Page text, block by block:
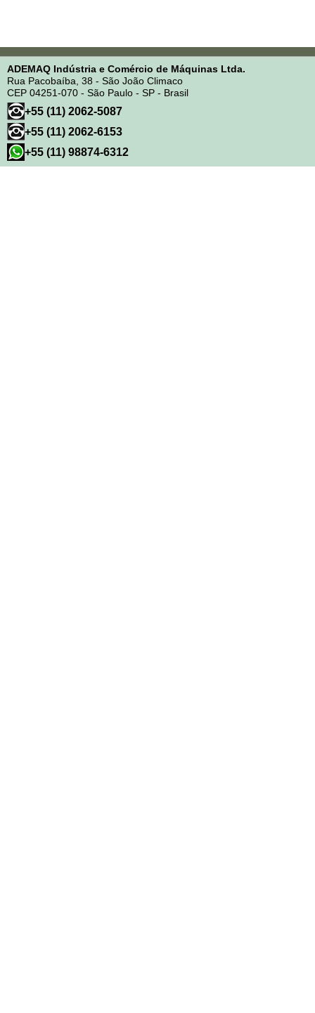
ADEMAQ Indústria e Comércio de Máquinas Ltda.
Rua Pacobaíba, 38 - São João Climaco
CEP 04251-070 - São Paulo - SP - Brasil
+55 (11) 2062-5087
+55 (11) 2062-6153
+55 (11) 98874-6312